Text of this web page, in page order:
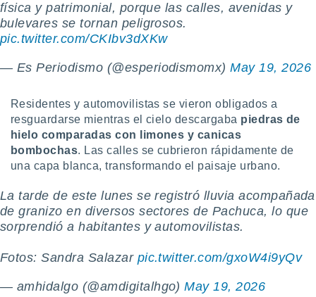
y análisis
en
así como
perfil
y
en
más
nuestra
y
de
física y patrimonial, porque las calles, avenidas y
bulevares se tornan peligrosos.
pic.twitter.com/CKIbv3dXKw
— Es Periodismo (@esperiodismomx)May 19, 2026
Residentes y automovilistas se vieron obligados a
resguardarse mientras el cielo descargaba piedras de
hielo comparadas con limones y canicas
bombochas. Las calles se cubrieron rápidamente de
una capa blanca, transformando el paisaje urbano.
La tarde de este lunes se registró lluvia acompañada
de granizo en diversos sectores de Pachuca, lo que
sorprendió a habitantes y automovilistas.
Fotos: Sandra Salazar pic.twitter.com/gxoW4i9yQv
— amhidalgo (@amdigitalhgo)May 19, 2026